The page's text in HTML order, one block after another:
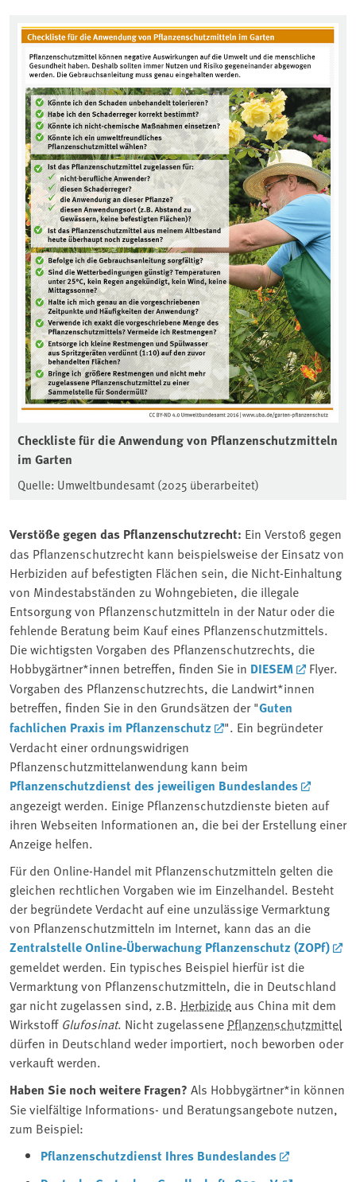
Checkliste für die Anwendung von Pflanzenschutzmitteln
im Garten
Quelle: Umweltbundesamt (2025 überarbeitet)
Verstöße gegen das Pflanzenschutzrecht: Ein Verstoß gegen
das Pflanzenschutzrecht kann beispielsweise der Einsatz von
Herbiziden auf befestigten Flächen sein, die Nicht-Einhaltung
von Mindestabständen zu Wohngebieten, die illegale
Entsorgung von Pflanzenschutzmitteln in der Natur oder die
fehlende Beratung beim Kauf eines Pflanzenschutzmittels.
Die wichtigsten Vorgaben des Pflanzenschutzrechts, die
Hobbygärtner*innen betreffen, finden Sie in DIESEM
Flyer.
Vorgaben des Pflanzenschutzrechts, die Landwirt*innen
betreffen, finden Sie in den Grundsätzen der "Guten
fachlichen Praxis im Pflanzenschutz
". Ein begründeter
Verdacht einer ordnungswidrigen
Pflanzenschutzmittelanwendung kann beim
Pflanzenschutzdienst des jeweiligen Bundeslandes
angezeigt werden. Einige Pflanzenschutzdienste bieten auf
ihren Webseiten Informationen an, die bei der Erstellung einer
Anzeige helfen.
Für den Online-Handel mit Pflanzenschutzmitteln gelten die
gleichen rechtlichen Vorgaben wie im Einzelhandel. Besteht
der begründete Verdacht auf eine unzulässige Vermarktung
von Pflanzenschutzmitteln im Internet, kann das an die
Zentralstelle Online-Überwachung Pflanzenschutz (ZOPf)
gemeldet werden. Ein typisches Beispiel hierfür ist die
Vermarktung von Pflanzenschutzmitteln, die in Deutschland
gar nicht zugelassen sind, z.B. Herbizide aus China mit dem
Wirkstoff Glufosinat. Nicht zugelassene Pflanzenschutzmittel
dürfen in Deutschland weder importiert, noch beworben oder
verkauft werden.
Haben Sie noch weitere Fragen? Als Hobbygärtner*in können
Sie vielfältige Informations- und Beratungsangebote nutzen,
zum Beispiel:
Pflanzenschutzdienst Ihres Bundeslandes